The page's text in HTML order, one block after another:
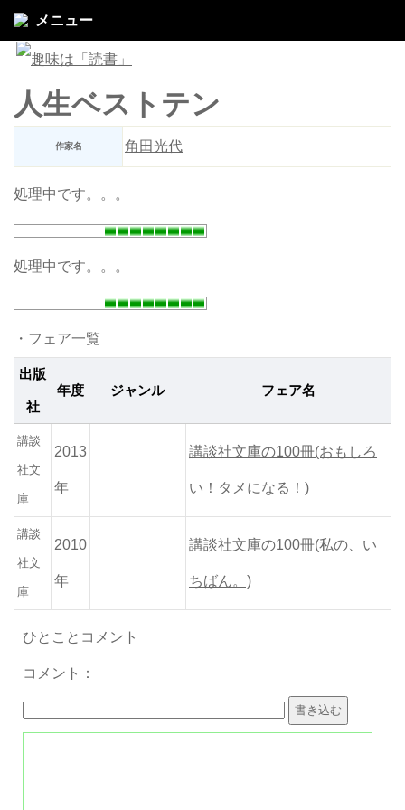
メニュー
人生ベストテン
作家名 角田光代
処理中です。。。
処理中です。。。
・フェア一覧
出版
社
年度 ジャンル フェア名
講談
社文
庫
2013
年
講談社文庫の100冊(おもしろ
い！タメになる！)
講談
社文
庫
2010
年
講談社文庫の100冊(私の、い
ちばん。)
ひとことコメント
コメント：